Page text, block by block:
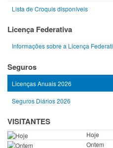
Lista de Croquis disponíveis
Licença Federativa
Informações sobre a Licença
Seguros
Licenças Anuais 2026
Seguros Diários 2026
VISITANTES
Hoje
Ontem